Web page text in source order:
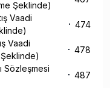
Şeklinde)
Vaadi
474
Vaadi
478
Sözleşmesi
487